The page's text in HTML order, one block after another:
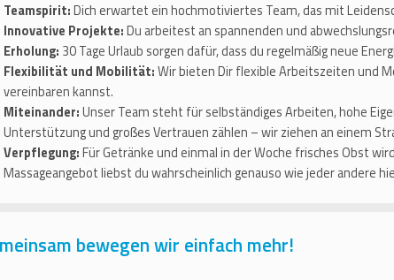
Teamspirit:Dich erwartet ein hochmotiviertes Team, das mit
Innovative Projekte:Du arbeitest an spannenden und
Erholung: 30 Tage Urlaub sorgen dafür, dass du regelmäßig neue
Flexibilität und Mobilität:Wir bieten Dir flexible Arbeitszeiten und
vereinbaren kannst.
Miteinander:Unser Team steht für selbständiges Arbeiten, hohe
Unterstützung und großes Vertrauen zählen – wir ziehen an einem
Verpflegung:Für Getränke und einmal in der Woche frisches Obst
Massageangebot liebst du wahrscheinlich genauso wie jeder andere
bewegen wir einfach mehr!